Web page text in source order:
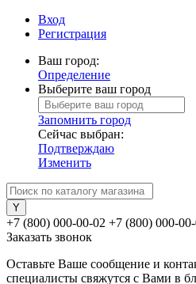
Вход
Регистрация
Ваш город:
Определение
Выберите ваш город
Запомнить город
Сейчас выбран:
Подтверждаю
Изменить
+7 (800) 000-00-02 +7 (800) 000-
Заказать звонок
Оставьте Ваше сообщение и
специалисты свяжутся с Вами в